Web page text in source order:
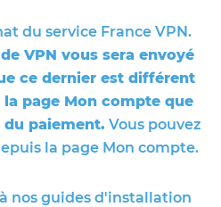
du service France VPN.
VPN vous sera envoyé
ce dernier est différent
page Mon compte que
paiement. Vous pouvez
la page Mon compte.
nos guides d'installation